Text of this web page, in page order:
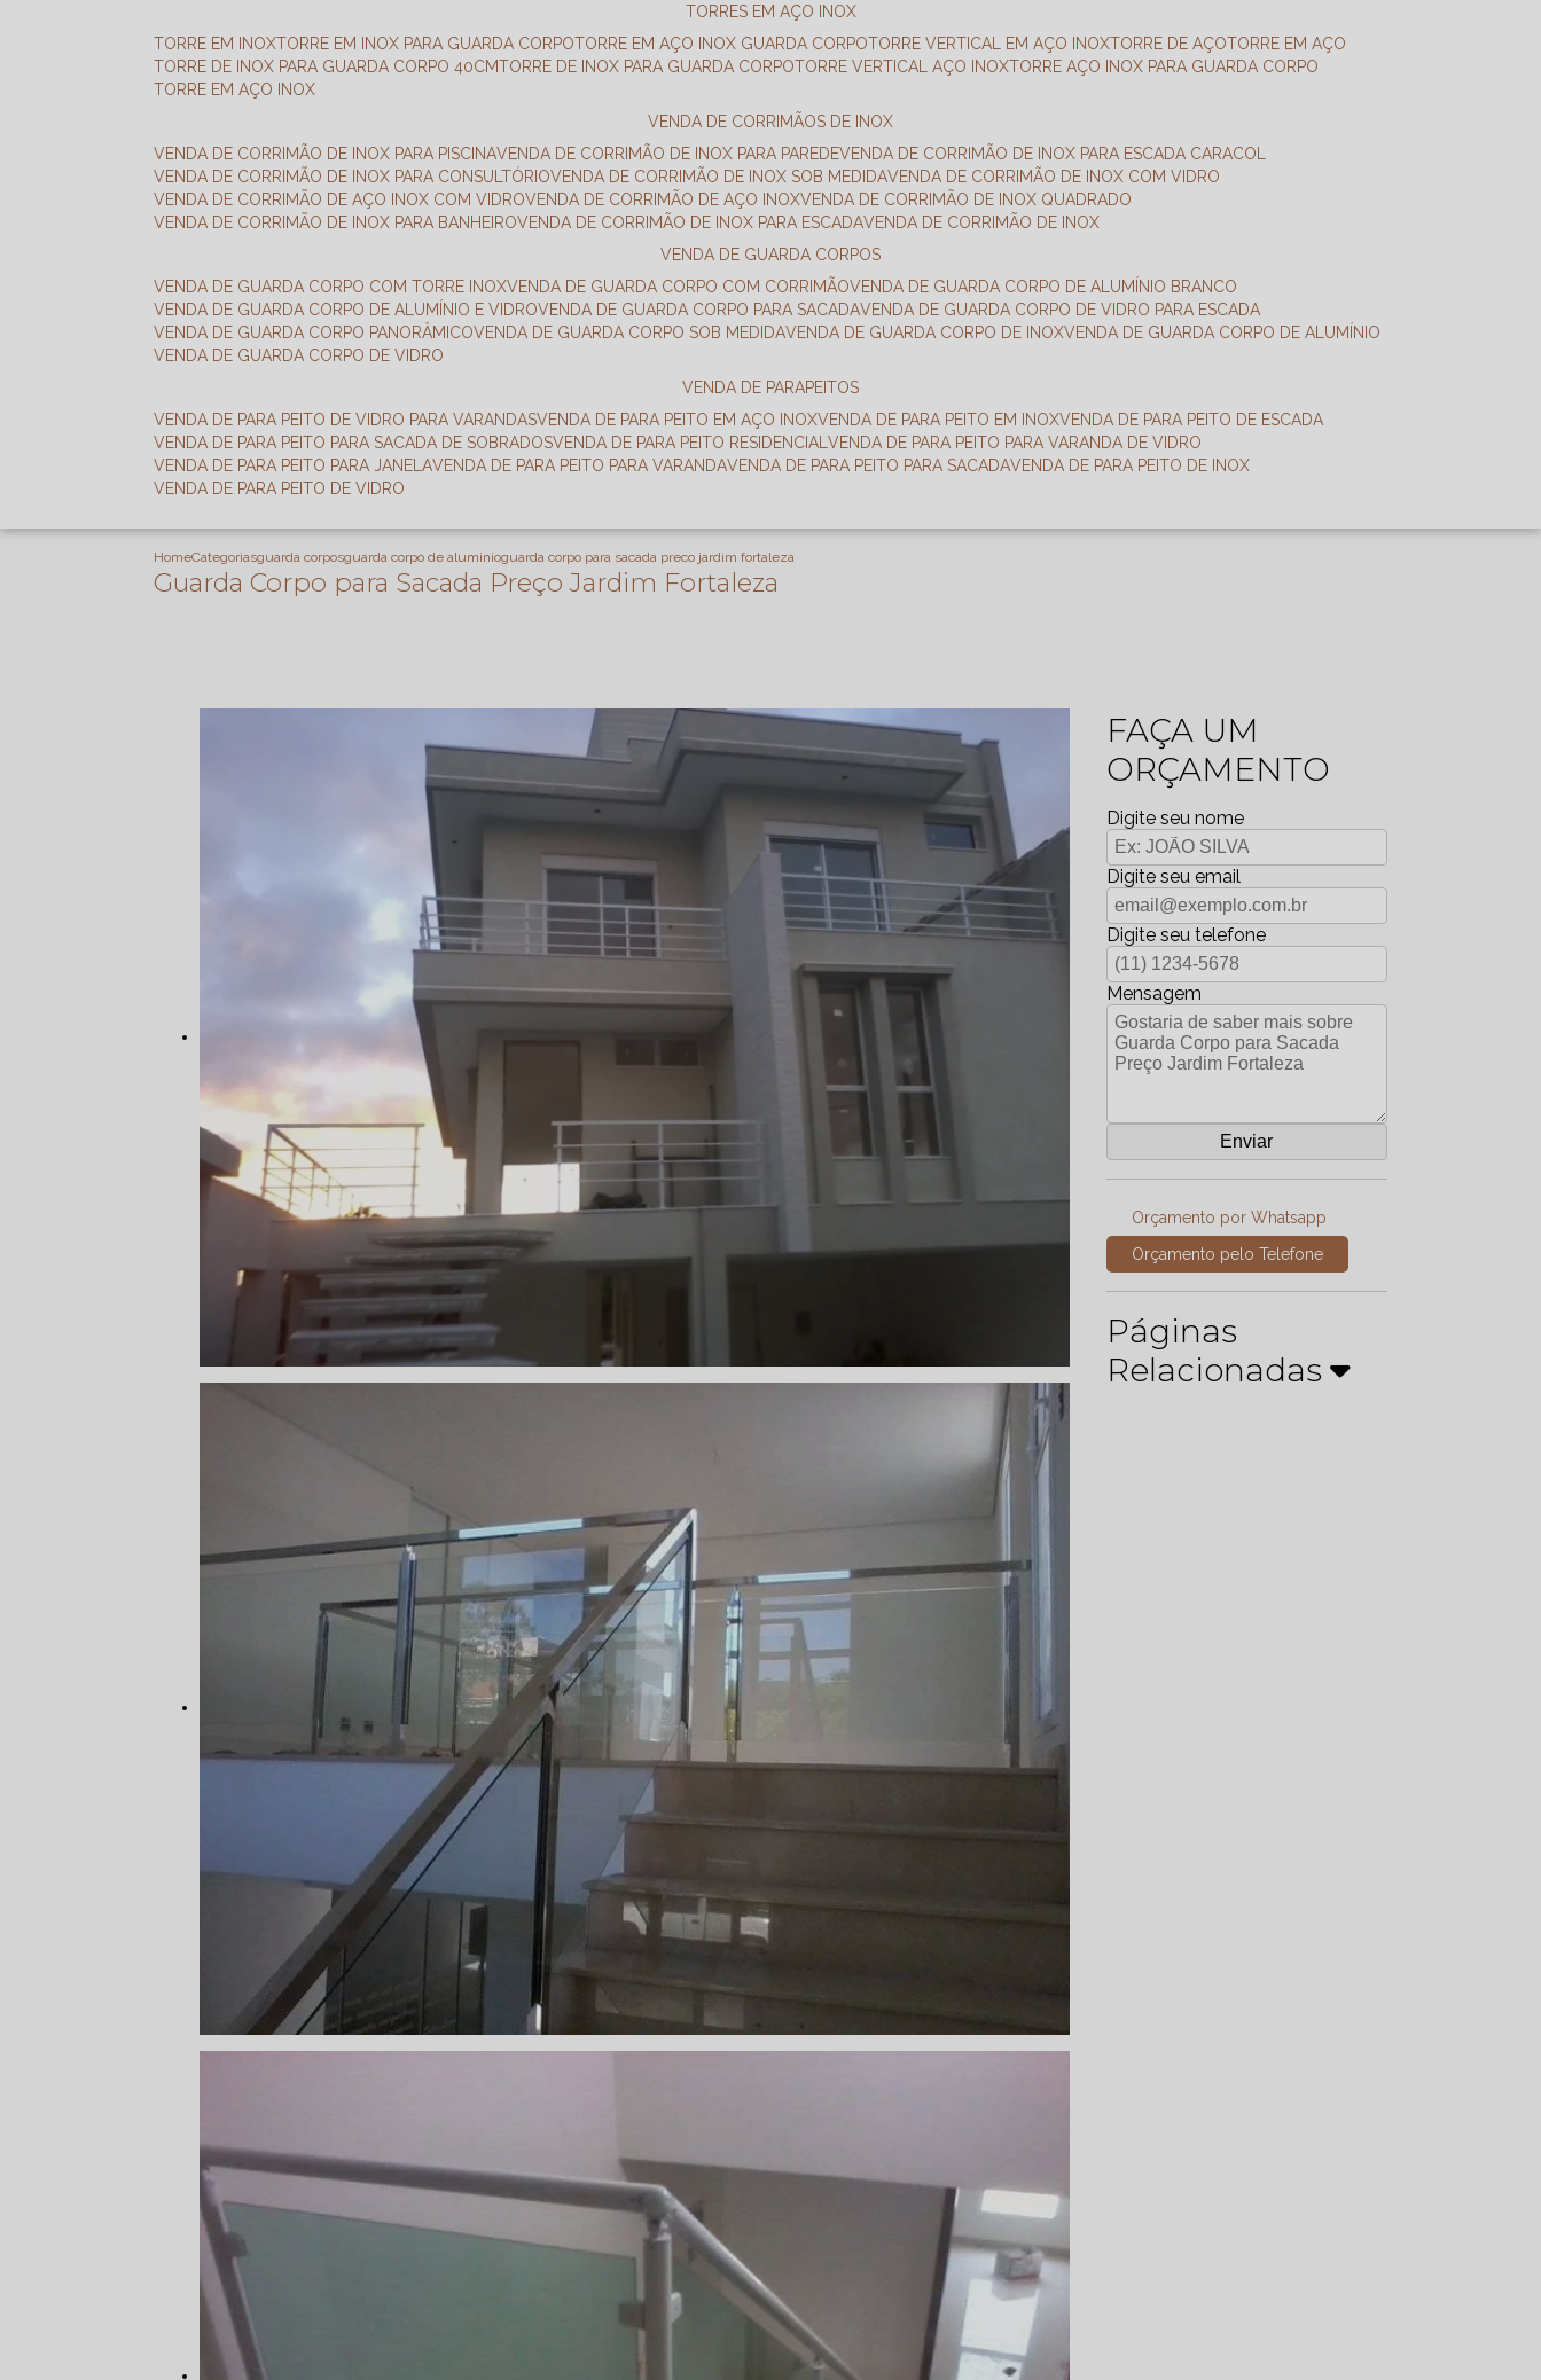
TORRES EM AÇO INOX
TORRE EM INOX TORRE EM INOX PARA GUARDA CORPO TORRE EM AÇO INOX GUARDA CORPO TORRE VERTICAL EM AÇO INOX TORRE DE AÇO TORRE EM AÇO
TORRE DE INOX PARA GUARDA CORPO 40CM TORRE DE INOX PARA GUARDA CORPO TORRE VERTICAL AÇO INOX TORRE AÇO INOX PARA GUARDA CORPO
TORRE EM AÇO INOX
VENDA DE CORRIMÃOS DE INOX
VENDA DE CORRIMÃO DE INOX PARA PISCINA
VENDA DE CORRIMÃO DE INOX PARA PAREDE
VENDA DE CORRIMÃO DE INOX PARA ESCADA CARACOL
VENDA DE CORRIMÃO DE INOX PARA CONSULTÓRIO
VENDA DE CORRIMÃO DE INOX SOB MEDIDA
VENDA DE CORRIMÃO DE INOX COM VIDRO
VENDA DE CORRIMÃO DE AÇO INOX COM VIDRO
VENDA DE CORRIMÃO DE AÇO INOX
VENDA DE CORRIMÃO DE INOX QUADRADO
VENDA DE CORRIMÃO DE INOX PARA BANHEIRO
VENDA DE CORRIMÃO DE INOX PARA ESCADA
VENDA DE CORRIMÃO DE INOX
VENDA DE GUARDA CORPOS
VENDA DE GUARDA CORPO COM TORRE INOX
VENDA DE GUARDA CORPO COM CORRIMÃO
VENDA DE GUARDA CORPO DE ALUMÍNIO BRANCO
VENDA DE GUARDA CORPO DE ALUMÍNIO E VIDRO
VENDA DE GUARDA CORPO PARA SACADA
VENDA DE GUARDA CORPO DE VIDRO PARA ESCADA
VENDA DE GUARDA CORPO PANORÂMICO
VENDA DE GUARDA CORPO SOB MEDIDA VENDA DE GUARDA CORPO DE INOX
VENDA DE GUARDA CORPO DE ALUMÍNIO
VENDA DE GUARDA CORPO DE VIDRO
VENDA DE PARAPEITOS
VENDA DE PARA PEITO DE VIDRO PARA VARANDAS
VENDA DE PARA PEITO EM AÇO INOX VENDA DE PARA PEITO EM INOX
VENDA DE PARA PEITO DE ESCADA
VENDA DE PARA PEITO PARA SACADA DE SOBRADOS
VENDA DE PARA PEITO RESIDENCIAL
VENDA DE PARA PEITO PARA VARANDA DE VIDRO
VENDA DE PARA PEITO PARA JANELA
VENDA DE PARA PEITO PARA VARANDA VENDA DE PARA PEITO PARA SACADA
VENDA DE PARA PEITO DE INOX
VENDA DE PARA PEITO DE VIDRO
HomeCategoriasguarda corposguarda corpo de aluminioguarda corpo para sacada preco jardim fortaleza
Guarda Corpo para Sacada Preço Jardim Fortaleza
FAÇA UM
ORÇAMENTO
Digite seu nome
Digite seu email
Digite seu telefone
Mensagem
Orçamento por Whatsapp
Orçamento pelo Telefone
Páginas
Relacionadas